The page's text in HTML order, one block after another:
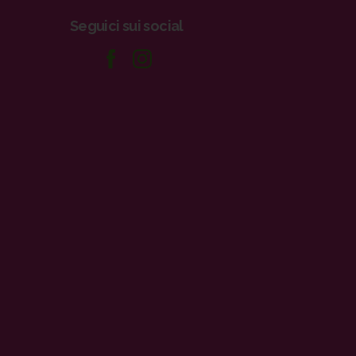
Seguici sui social